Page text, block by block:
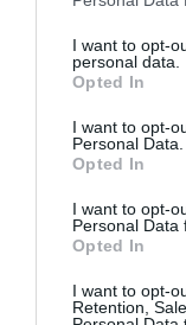
not limited to your
grant or deny
use your data for
consent section.
I want to opt-
personal data.
Opted In
I want to opt-
Personal Data.
Opted In
I want to opt-
Personal Data
Opted In
I want to opt-
Retention,
visto un
inquietud
sostenibilidad
Además, el
producto de